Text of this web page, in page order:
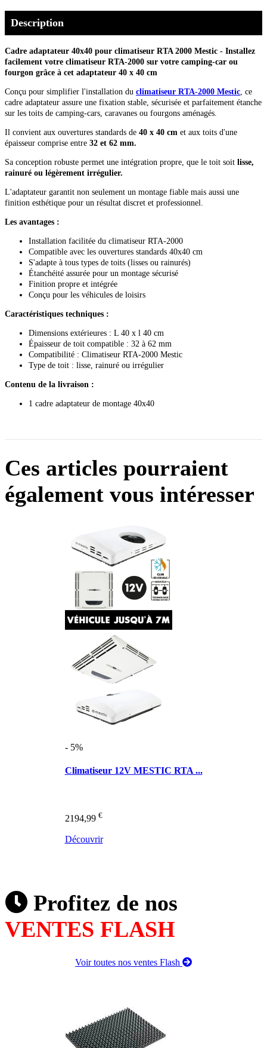
Description
Cadre adaptateur 40x40 pour climatiseur RTA 2000 Mestic - Installez
facilement votre climatiseur RTA-2000 sur votre camping-car ou
fourgon grâce à cet adaptateur 40 x 40 cm
Conçu pour simplifier l'installation du climatiseur RTA-2000 Mestic , ce
cadre adaptateur assure une fixation stable, sécurisée et parfaitement étanche
sur les toits de camping-cars, caravanes ou fourgons aménagés.
Il convient aux ouvertures standards de 40 x 40 cm et aux toits d'une
épaisseur comprise entre 32 et 62 mm.
Sa conception robuste permet une intégration propre, que le toit soit lisse,
rainuré ou légèrement irrégulier.
L'adaptateur garantit non seulement un montage fiable mais aussi une
finition esthétique pour un résultat discret et professionnel.
Les avantages :
Installation facilitée du climatiseur RTA-2000
Compatible avec les ouvertures standards 40x40 cm
S'adapte à tous types de toits (lisses ou rainurés)
Étanchéité assurée pour un montage sécurisé
Finition propre et intégrée
Conçu pour les véhicules de loisirs
Caractéristiques techniques :
Dimensions extérieures : L 40 x l 40 cm
Épaisseur de toit compatible : 32 à 62 mm
Compatibilité : Climatiseur RTA-2000 Mestic
Type de toit : lisse, rainuré ou irrégulier
Contenu de la livraison :
1 cadre adaptateur de montage 40x40
Ces articles pourraient
également vous intéresser
- 5%
Climatiseur 12V MESTIC RTA ...
2194,99 €
Découvrir
Profitez de nos
VENTES FLASH
Voir toutes nos ventes Flash